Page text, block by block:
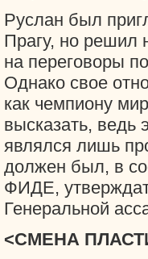
Руслан был
Прагу, но решил
на переговоры
Однако свое
как чемпиону
высказать, ведь
являлся лишь
должен был, в
ФИДЕ,
Генеральной
<СМЕНА